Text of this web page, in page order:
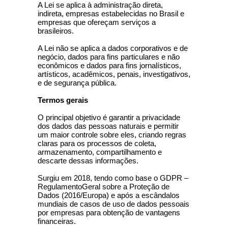
A Lei se aplica à administração direta,
indireta, empresas estabelecidas no Brasil e
empresas que ofereçam serviços a
brasileiros.
A Lei não se aplica a dados corporativos e de
negócio, dados para fins particulares e não
econômicos e dados para fins jornalísticos,
artísticos, acadêmicos, penais, investigativos,
e de segurança pública.
Termos gerais
O principal objetivo é garantir a privacidade
dos dados das pessoas naturais e permitir
um maior controle sobre eles, criando regras
claras para os processos de coleta,
armazenamento, compartilhamento e
descarte dessas informações.
Surgiu em 2018, tendo como base o GDPR –
RegulamentoGeral sobre a Proteção de
Dados (2016/Europa) e após a escândalos
mundiais de casos de uso de dados pessoais
por empresas para obtenção de vantagens
financeiras.